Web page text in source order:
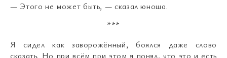
— Этого не может быть, — сказал юноша.
***
Я сидел как заворожённый, боялся даже слово
сказать. Но при всём при этом я понял, что это и есть